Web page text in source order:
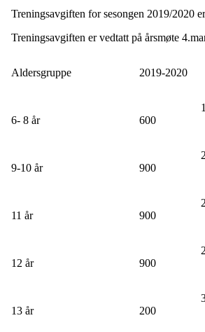
Treningsavgiften for sesongen 2019/2020
Treningsavgiften er vedtatt på årsmøte
Aldersgruppe 2019-2020
6- 8 år
1
600
9-10 år
2
900
11 år
2
900
12 år
2
900
13 år
200